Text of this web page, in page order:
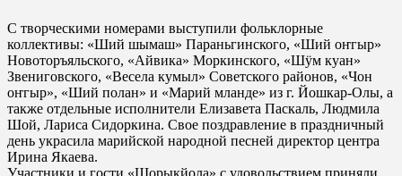
С творческими номерами выступили фольклорные
коллективы: «Ший шымаш» Параньгинского, «Ший оҥгыр»
Новоторъяльского, «Айвика» Моркинского, «Шӱм куан»
Звениговского, «Весела кумыл» Советского районов, «Чон
оҥгыр», «Ший полан» и «Марий мланде» из г. Йошкар-Олы, а
также отдельные исполнители Елизавета Паскаль, Людмила
Шой, Лариса Сидоркина. Свое поздравление в праздничный
день украсила марийской народной песней директор центра
Ирина Якаева.
Участники и гости «Шорыкйола» с удовольствием приняли